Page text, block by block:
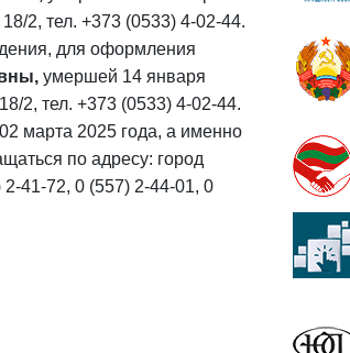
2, тел. +373 (0533) 4-02-44.
для оформления
умершей 14 января
2, тел. +373 (0533) 4-02-44.
марта 2025 года, а именно
по адресу: город
41-72, 0 (557) 2-44-01, 0